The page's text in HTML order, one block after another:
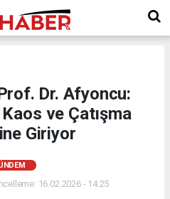
Dr. Afyoncu:
ve Çatışma
Giriyor
16.02.2026 - 14:25